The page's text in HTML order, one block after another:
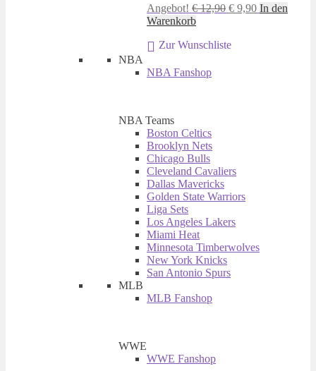
Angebot! €12,90 Ursprünglicher
€ 12,90
€ 9,90Aktueller
In den
Warenkorb
Zur Wunschliste
NBA
NBA Fanshop
NBA Teams
Boston Celtics
Brooklyn Nets
Chicago Bulls
Cleveland Cavaliers
Dallas Mavericks
Golden State Warriors
Liga Sets
Los Angeles Lakers
Miami Heat
Minnesota Timberwolves
New York Knicks
San Antonio Spurs
MLB
MLB Fanshop
WWE
WWE Fanshop